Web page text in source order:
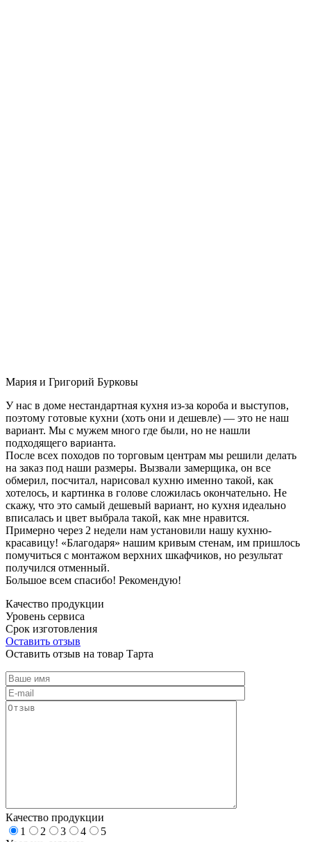
Мария и Григорий Бурковы
У нас в доме нестандартная кухня из-за короба и выступов,
поэтому готовые кухни (хоть они и дешевле) — это не наш
вариант. Мы с мужем много где были, но не нашли
подходящего варианта.
После всех походов по торговым центрам мы решили делать
на заказ под наши размеры. Вызвали замерщика, он все
обмерил, посчитал, нарисовал кухню именно такой, как
хотелось, и картинка в голове сложилась окончательно. Не
скажу, что это самый дешевый вариант, но кухня идеально
вписалась и цвет выбрала такой, как мне нравится.
Примерно через 2 недели нам установили нашу кухню-
красавицу! «Благодаря» нашим кривым стенам, им пришлось
помучиться с монтажом верхних шкафчиков, но результат
получился отменный.
Большое всем спасибо! Рекомендую!
Качество продукции
Уровень сервиса
Срок изготовления
Оставить отзыв
Оставить отзыв на товар Тарта
Качество продукции
1
2 3 4
5